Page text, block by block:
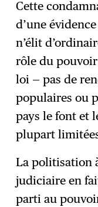
Cette
d’une
n’élit
rôle du
loi — pas de
populaires ou
pays le font et
plupart
La politisation
judiciaire en
parti au